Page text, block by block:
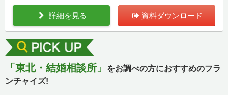
詳細を見る 資料ダウンロード
「東北・結婚相談所」
をお調べの方におすすめのフラ
ンチャイズ!